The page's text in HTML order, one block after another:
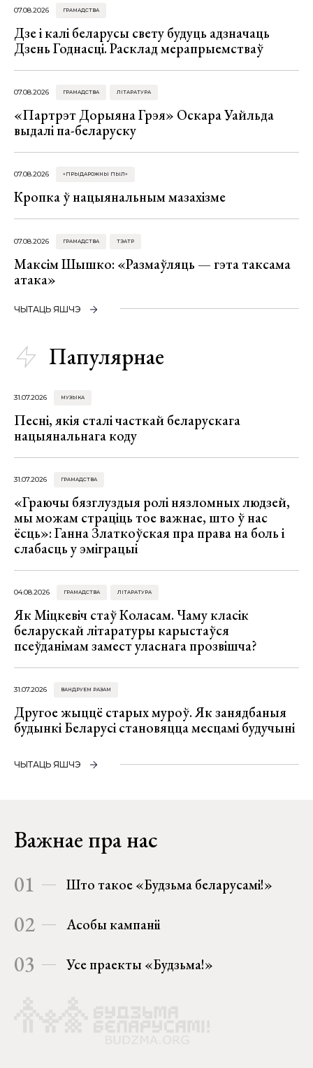
07.08.2026 ГРАМАДСТВА
Дзе і калі беларусы свету будуць адзначаць
Дзень Годнасці. Расклад мерапрыемстваў
07.08.2026 ГРАМАДСТВА ЛІТАРАТУРА
«Партрэт Дорыяна Грэя» Оскара Уайльда
выдалі па-беларуску
07.08.2026 «ПРЫДАРОЖНЫ ПЫЛ»
Кропка ў нацыянальным мазахізме
07.08.2026 ГРАМАДСТВА ТЭАТР
Максім Шышко: «Размаўляць — гэта таксама
атака»
ЧЫТАЦЬ ЯШЧЭ
Папулярнае
31.07.2026 МУЗЫКА
Песні, якія сталі часткай беларускага
нацыянальнага коду
31.07.2026 ГРАМАДСТВА
«Граючы бязглуздыя ролі нязломных людзей,
мы можам страціць тое важнае, што ў нас
ёсць»: Ганна Златкоўская пра права на боль і
слабасць у эміграцыі
04.08.2026 ГРАМАДСТВА ЛІТАРАТУРА
Як Міцкевіч стаў Коласам. Чаму класік
беларускай літаратуры карыстаўся
псеўданімам замест уласнага прозвішча?
31.07.2026 ВАНДРУЕМ РАЗАМ
Другое жыццё старых муроў. Як занядбаныя
будынкі Беларусі становяцца месцамі будучыні
ЧЫТАЦЬ ЯШЧЭ
Важнае пра нас
01 Што такое «Будзьма беларусамі!»
02 Асобы кампаніі
03 Усе праекты «Будзьма!»